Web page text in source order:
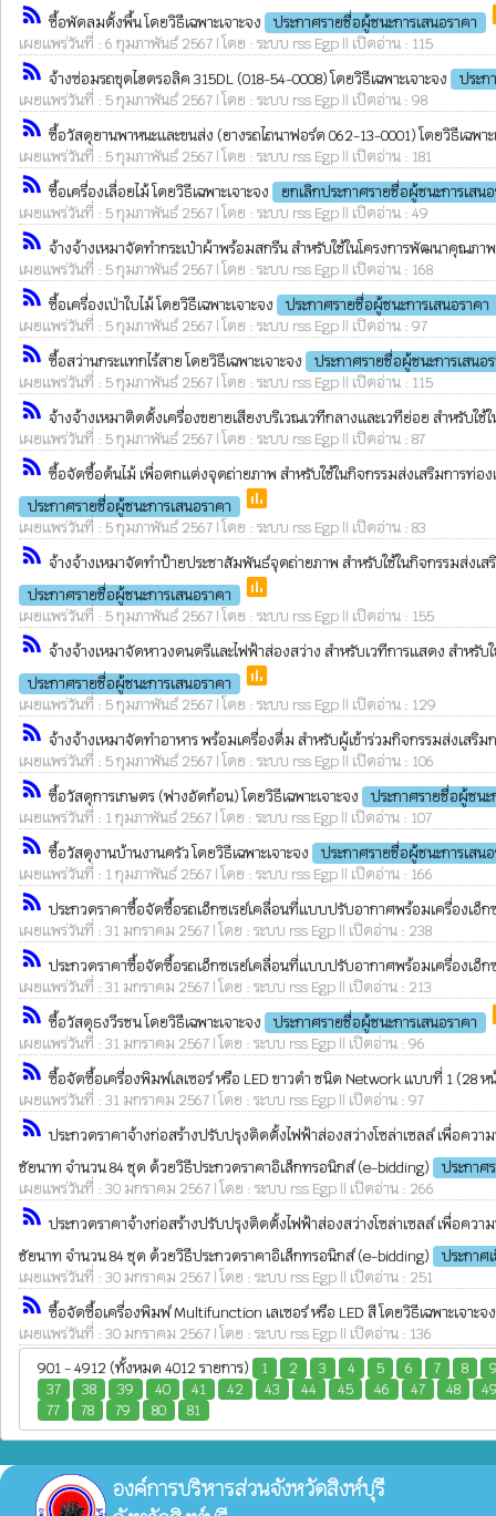
rss_feed ซื้อพัดลมตั้งพื้น โดยวิธีเฉพาะเจาะจง ประกาศรายชื่อผู้ชนะการเสนอราคา
เผยแพร่วันที่ : 6 กุมภาพันธ์ 2567 | โดย : ระบบ rss Egp || เปิดอ่าน : 115
rss_feed จ้างซ่อมรถขุดไฮดรอลิค 315DL (018-54-0008) โดยวิธีเฉพาะเจาะจง
ประก
เผยแพร่วันที่ : 5 กุมภาพันธ์ 2567 | โดย : ระบบ rss Egp || เปิดอ่าน : 98
rss_feed ซื้อวัสดุยานพาหนะและขนส่ง (ยางรถไถนาฟอร์ด 062-13-0001) โดยวิธีเฉพาะ
เผยแพร่วันที่ : 5 กุมภาพันธ์ 2567 | โดย : ระบบ rss Egp || เปิดอ่าน : 181
rss_feed ซื้อเครื่องเลื่อยไม้ โดยวิธีเฉพาะเจาะจง
ยกเลิกประกาศรายชื่อผู้ชนะการเสน
เผยแพร่วันที่ : 5 กุมภาพันธ์ 2567 | โดย : ระบบ rss Egp || เปิดอ่าน : 49
rss_feed จ้างจ้างเหมาจัดทำกระเป๋าผ้าพร้อมสกรีน สำหรับใช้ในโครงการพัฒนาคุณ
เผยแพร่วันที่ : 5 กุมภาพันธ์ 2567 | โดย : ระบบ rss Egp || เปิดอ่าน : 168
rss_feed ซื้อเครื่องเป่าใบไม้ โดยวิธีเฉพาะเจาะจง
ประกาศรายชื่อผู้ชนะการเสนอราคา
เผยแพร่วันที่ : 5 กุมภาพันธ์ 2567 | โดย : ระบบ rss Egp || เปิดอ่าน : 97
rss_feed ซื้อสว่านกระแทกไร้สาย โดยวิธีเฉพาะเจาะจง
ประกาศรายชื่อผู้ชนะการเสนอ
เผยแพร่วันที่ : 5 กุมภาพันธ์ 2567 | โดย : ระบบ rss Egp || เปิดอ่าน : 115
rss_feed จ้างจ้างเหมาติดตั้งเครื่องขยายเสียงบริเวณเวทีกลางและเวทีย่อย สำหรั
เผยแพร่วันที่ : 5 กุมภาพันธ์ 2567 | โดย : ระบบ rss Egp || เปิดอ่าน : 87
rss_feed ซื้อจัดซื้อต้นไม้ เพื่อตกแต่งจุดถ่ายภาพ สำหรับใช้ในกิจกรรมส่งเสริมการท่อ
ประกาศรายชื่อผู้ชนะการเสนอราคา
poll
เผยแพร่วันที่ : 5 กุมภาพันธ์ 2567 | โดย : ระบบ rss Egp || เปิดอ่าน : 83
rss_feed จ้างจ้างเหมาจัดทำป้ายประชาสัมพันธ์จุดถ่ายภาพ สำหรับใช้ในกิจกรรมส่งเ
ประกาศรายชื่อผู้ชนะการเสนอราคา
poll
เผยแพร่วันที่ : 5 กุมภาพันธ์ 2567 | โดย : ระบบ rss Egp || เปิดอ่าน : 155
rss_feed จ้างจ้างเหมาจัดหาวงดนตรีและไฟฟ้าส่องสว่าง สำหรับเวทีการแสดง สำหรั
ประกาศรายชื่อผู้ชนะการเสนอราคา
poll
เผยแพร่วันที่ : 5 กุมภาพันธ์ 2567 | โดย : ระบบ rss Egp || เปิดอ่าน : 129
rss_feed จ้างจ้างเหมาจัดทำอาหาร พร้อมเครื่องดื่ม สำหรับผู้เข้าร่วมกิจกรรมส่งเสริ
เผยแพร่วันที่ : 5 กุมภาพันธ์ 2567 | โดย : ระบบ rss Egp || เปิดอ่าน : 106
rss_feed ซื้อวัสดุการเกษตร (ฟางอัดก้อน) โดยวิธีเฉพาะเจาะจง
ประกาศรายชื่อผู้ชนะ
เผยแพร่วันที่ : 1 กุมภาพันธ์ 2567 | โดย : ระบบ rss Egp || เปิดอ่าน : 107
rss_feed ซื้อวัสดุงานบ้านงานครัว โดยวิธีเฉพาะเจาะจง
ประกาศรายชื่อผู้ชนะการเสน
เผยแพร่วันที่ : 1 กุมภาพันธ์ 2567 | โดย : ระบบ rss Egp || เปิดอ่าน : 166
rss_feed ประกวดราคาซื้อจัดซื้อรถเอ็กซเรย์เคลื่อนที่แบบปรับอากาศพร้อมเครื่องเ
เผยแพร่วันที่ : 31 มกราคม 2567 | โดย : ระบบ rss Egp || เปิดอ่าน : 238
rss_feed ประกวดราคาซื้อจัดซื้อรถเอ็กซเรย์เคลื่อนที่แบบปรับอากาศพร้อมเครื่องเ
เผยแพร่วันที่ : 31 มกราคม 2567 | โดย : ระบบ rss Egp || เปิดอ่าน : 213
rss_feed ซื้อวัสดุธงวีรชน โดยวิธีเฉพาะเจาะจง ประกาศรายชื่อผู้ชนะการเสนอราคา
เผยแพร่วันที่ : 31 มกราคม 2567 | โดย : ระบบ rss Egp || เปิดอ่าน : 96
rss_feed ซื้อจัดซื้อเครื่องพิมพ์เลเซอร์ หรือ LED ขาวดำ ชนิด Network แบบที่ 1 (28 ห
เผยแพร่วันที่ : 31 มกราคม 2567 | โดย : ระบบ rss Egp || เปิดอ่าน : 97
rss_feed ประกวดราคาจ้างก่อสร้างปรับปรุงติดตั้งไฟฟ้าส่องสว่างโซล่าเซลล์ เพื่อ
ชัยนาท จำนวน 84 ชุด ด้วยวิธีประกวดราคาอิเล็กทรอนิกส์ (e-bidding)
ประกาศ
เผยแพร่วันที่ : 30 มกราคม 2567 | โดย : ระบบ rss Egp || เปิดอ่าน : 266
rss_feed ประกวดราคาจ้างก่อสร้างปรับปรุงติดตั้งไฟฟ้าส่องสว่างโซล่าเซลล์ เพื่อ
ชัยนาท จำนวน 84 ชุด ด้วยวิธีประกวดราคาอิเล็กทรอนิกส์ (e-bidding)
ประกาศ
เผยแพร่วันที่ : 30 มกราคม 2567 | โดย : ระบบ rss Egp || เปิดอ่าน : 251
rss_feed ซื้อจัดซื้อเครื่องพิมพ์ Multifunction เลเซอร์ หรือ LED สี โดยวิธีเฉพาะเจาะจ
เผยแพร่วันที่ : 30 มกราคม 2567 | โดย : ระบบ rss Egp || เปิดอ่าน : 136
901 - 4912 (ทั้งหมด 4012 รายการ)
1 2 3 4 5 6 7 8
37
38 39 40 41 42 43 44 45 46 47 48
77
78 79 80 81
องค์การบริหารส่วนจังหวัดสิงห์บุรี